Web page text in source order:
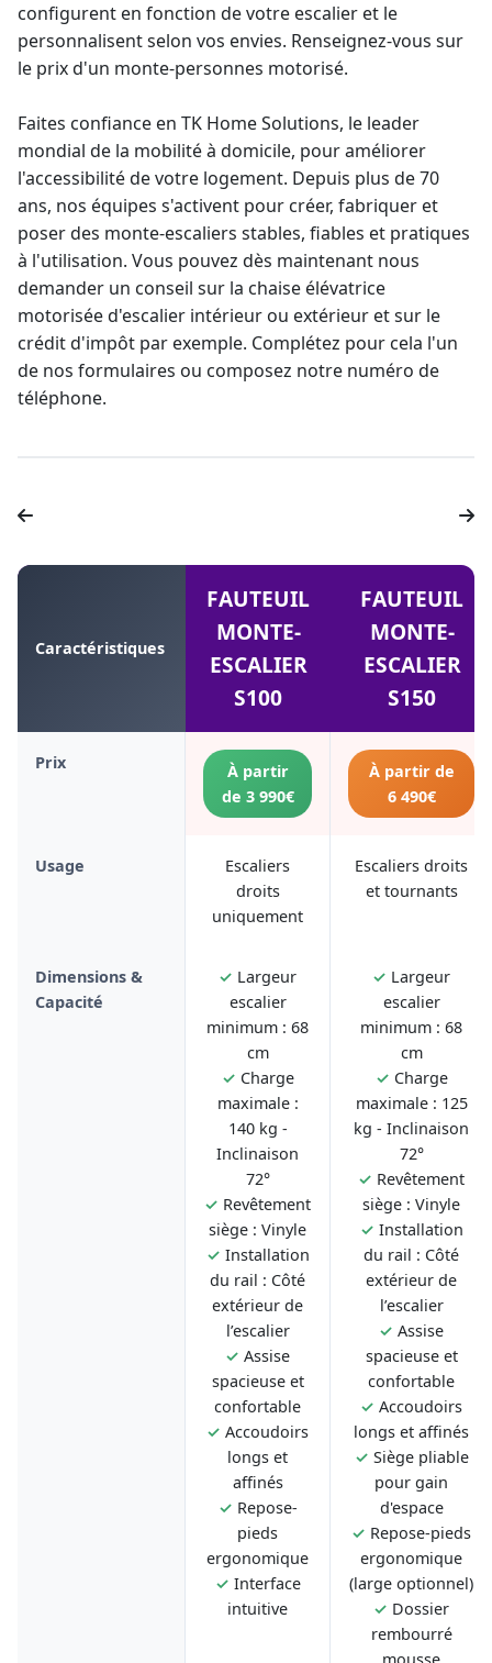
configurent en fonction de votre escalier et le
personnalisent selon vos envies. Renseignez-vous sur
le prix d'un monte-personnes motorisé.
Faites confiance en TK Home Solutions, le leader
mondial de la mobilité à domicile, pour améliorer
l'accessibilité de votre logement. Depuis plus de 70
ans, nos équipes s'activent pour créer, fabriquer et
poser des monte-escaliers stables, fiables et pratiques
à l'utilisation. Vous pouvez dès maintenant nous
demander un conseil sur la chaise élévatrice
motorisée d'escalier intérieur ou extérieur et sur le
crédit d'impôt par exemple. Complétez pour cela l'un
de nos formulaires ou composez notre numéro de
téléphone.
Caractéristiques
FAUTEUIL
MONTE-
ESCALIER
S100
FAUTEUIL
MONTE-
ESCALIER
S150
Prix
À partir
de 3 990€
À partir de
6 490€
Usage
Escaliers
droits
uniquement
Escaliers droits
et tournants
Dimensions &
Capacité
✓ Largeur
escalier
minimum : 68
cm
✓ Charge
maximale :
140 kg -
Inclinaison
72°
✓ Revêtement
siège : Vinyle
✓ Installation
du rail : Côté
extérieur de
l’escalier
✓ Assise
spacieuse et
confortable
✓ Accoudoirs
longs et
affinés
✓ Repose-
pieds
ergonomique
✓ Interface
intuitive
✓ Largeur
escalier
minimum : 68
cm
✓ Charge
maximale : 125
kg - Inclinaison
72°
✓ Revêtement
siège : Vinyle
✓ Installation
du rail : Côté
extérieur de
l’escalier
✓ Assise
spacieuse et
confortable
✓ Accoudoirs
longs et affinés
✓ Siège pliable
pour gain
d'espace
✓ Repose-pieds
ergonomique
(large optionnel)
✓ Dossier
rembourré